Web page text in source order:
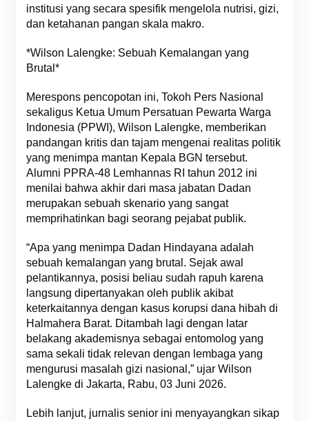
institusi yang secara spesifik mengelola nutrisi, gizi,
dan ketahanan pangan skala makro.
*Wilson Lalengke: Sebuah Kemalangan yang
Brutal*
Merespons pencopotan ini, Tokoh Pers Nasional
sekaligus Ketua Umum Persatuan Pewarta Warga
Indonesia (PPWI), Wilson Lalengke, memberikan
pandangan kritis dan tajam mengenai realitas politik
yang menimpa mantan Kepala BGN tersebut.
Alumni PPRA-48 Lemhannas RI tahun 2012 ini
menilai bahwa akhir dari masa jabatan Dadan
merupakan sebuah skenario yang sangat
memprihatinkan bagi seorang pejabat publik.
“Apa yang menimpa Dadan Hindayana adalah
sebuah kemalangan yang brutal. Sejak awal
pelantikannya, posisi beliau sudah rapuh karena
langsung dipertanyakan oleh publik akibat
keterkaitannya dengan kasus korupsi dana hibah di
Halmahera Barat. Ditambah lagi dengan latar
belakang akademisnya sebagai entomolog yang
sama sekali tidak relevan dengan lembaga yang
mengurusi masalah gizi nasional,” ujar Wilson
Lalengke di Jakarta, Rabu, 03 Juni 2026.
Lebih lanjut, jurnalis senior ini menyayangkan sikap